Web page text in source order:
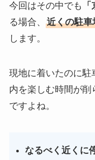
今回はその中でも
る場合、 近くの駐
します。
現地に着いたのに駐
内を楽しむ時間が
ですよね。
なるべく近くに